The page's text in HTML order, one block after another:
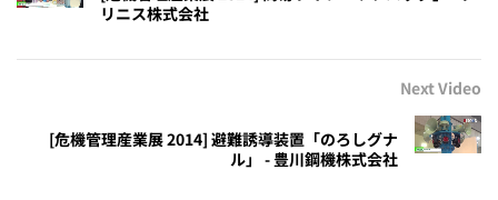
リニス株式会社
Next Video
[危機管理産業展 2014] 避難誘導装置「のろしグナ
ル」 - 豊川鋼機株式会社